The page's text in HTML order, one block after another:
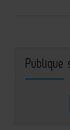
Publique